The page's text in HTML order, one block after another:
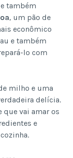
também
, um pão de
econômico
e também
lo com
milho e uma
delícia.
que vai amar os
e